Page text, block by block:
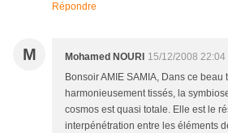
Répondre
M Mohamed NOURI
15/12/2008 22:04
Bonsoir AMIE SAMIA, Dans ce beau
harmonieusement tissés, la
cosmos est quasi totale. Elle est le
interpénétration entre les éléments